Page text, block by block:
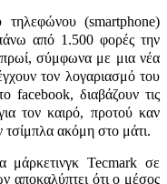
τηλεφώνου (smartphone)
από 1.500 φορές την
πρωί, σύμφωνα με μια νέα
τον λογαριασμό του
facebook, διαβάζουν τις
τον καιρό, προτού καν
ακόμη στο μάτι.
μάρκετινγκ Tecmark σε
αποκαλύπτει ότι ο μέσος